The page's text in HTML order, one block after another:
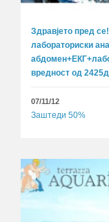
Здравјето пред
лабораториски
вредност од
07/11/12
Заштеди 50%